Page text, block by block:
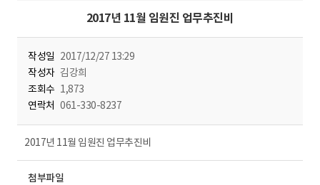
2017년 11월 임원진 업무추진비
작성일 2017/12/27 13:29
작성자 김강희
조회수 1,873
연락처 061-330-8237
2017년 11월 임원진 업무추진비
첨부파일